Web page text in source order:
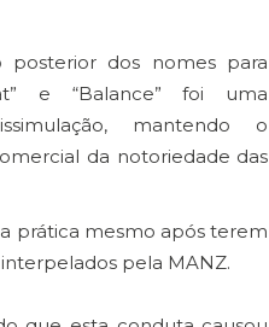
posterior dos nomes para
e “Balance” foi uma
mantendo o
da notoriedade das
prática mesmo após terem
pela MANZ.